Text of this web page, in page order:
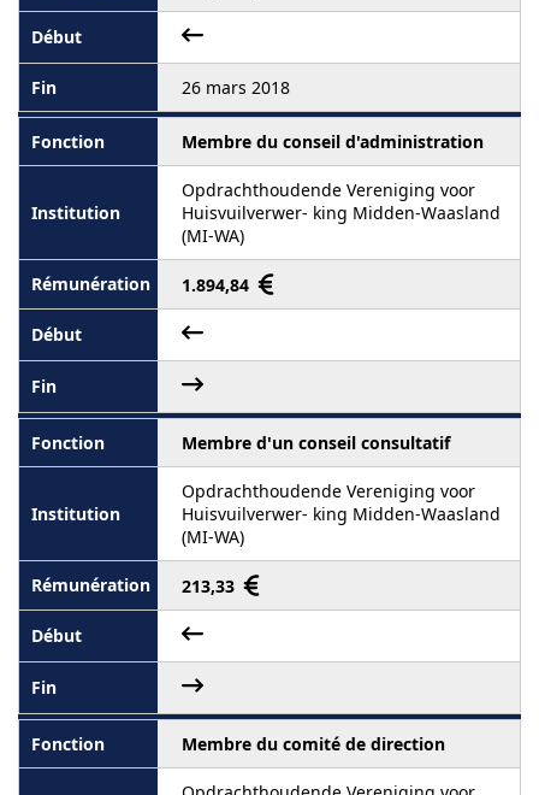
26 mars 2018
Membre du conseil d'administration
Opdrachthoudende Vereniging voor
Huisvuilverwer- king Midden-Waasland
(MI-WA)
1.894,84
Membre d'un conseil consultatif
Opdrachthoudende Vereniging voor
Huisvuilverwer- king Midden-Waasland
(MI-WA)
213,33
Membre du comité de direction